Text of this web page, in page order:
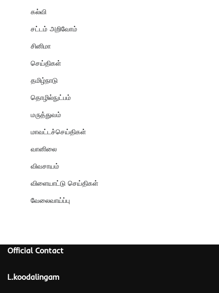
கல்வி
சட்டம் அறிவோம்
சினிமா
செய்திகள்
தமிழ்நாடு
தொழில்நுட்பம்
மருத்துவம்
மாவட்டச்செய்திகள்
வானிலை
விவசாயம்
விளையாட்டு செய்திகள்
வேலைவாய்ப்பு
Official Contact
L.koodalingam